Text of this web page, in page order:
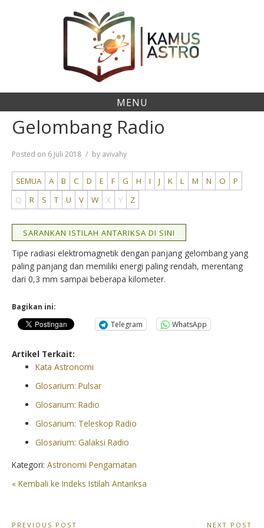
MENU
Gelombang Radio
Posted on 6 Juli 2018 by avivahy
SEMUA A B C D E F G H I J K L M N O
P
Q
R S T U V W X Y Z
SARANKAN ISTILAH ANTARIKSA DI SINI
Tipe radiasi elektromagnetik dengan panjang gelombang yang
paling panjang dan memiliki energi paling rendah, merentang
dari 0,3 mm sampai beberapa kilometer.
Bagikan ini:
Telegram
WhatsApp
Artikel Terkait:
Kata Astronomi
Glosarium: Pulsar
Glosarium: Radio
Glosarium: Teleskop Radio
Glosarium: Galaksi Radio
Kategori: Astronomi Pengamatan
« Kembali ke Indeks Istilah Antariksa
PREVIOUS POST NEXT POST